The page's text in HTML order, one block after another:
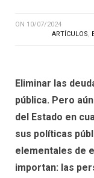
ON 10/07/2024
ARTÍCULOS,
Eliminar las
pública. Pero
del Estado en
sus políticas
elementales de
importan: las